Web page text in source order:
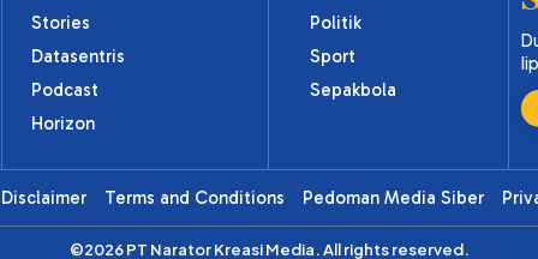
Stories
Datasentris
Podcast
Horizon
Politik
Sport
Sepakbola
Disclaimer Terms and Conditions Pedoman Media Siber
©2026 PT Narator Kreasi Media. All rights reserved.